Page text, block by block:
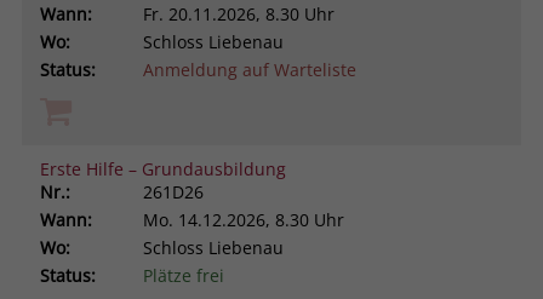
Wann:
Fr. 20.11.2026, 8.30 Uhr
Wo:
Schloss Liebenau
Status:
Anmeldung auf Warteliste
Erste Hilfe – Grundausbildung
Nr.:
261D26
Wann:
Mo. 14.12.2026, 8.30 Uhr
Wo:
Schloss Liebenau
Status:
Plätze frei